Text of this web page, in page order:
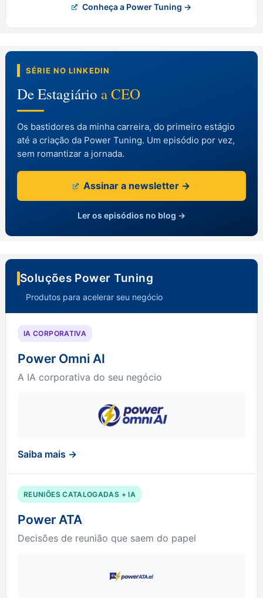
Conheça a Power Tuning →
SÉRIE NO LINKEDIN
De Estagiário a CEO
Os bastidores da minha carreira, do primeiro estágio
até a criação da Power Tuning. Um episódio por vez,
sem romantizar a jornada.
Assinar a newsletter →
Ler os episódios no blog →
Soluções Power Tuning
Produtos para acelerar seu negócio
IA CORPORATIVA
Power Omni AI
A IA corporativa do seu negócio
Saiba mais →
REUNIÕES CATALOGADAS + IA
Power ATA
Decisões de reunião que saem do papel